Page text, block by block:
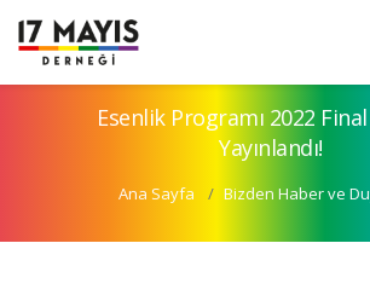
Esenlik Programı 2022
Yayınlandı!
Ana Sayfa Bizden Haber ve